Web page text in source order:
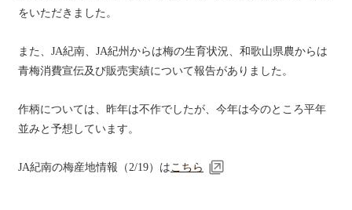
をいただきました。
また、JA紀南、JA紀州からは梅の生育状況、和歌山県農からは
青梅消費宣伝及び販売実績について報告がありました。
作柄については、昨年は不作でしたが、今年は今のところ平年
並みと予想しています。
JA紀南の梅産地情報（2/19）はこちら